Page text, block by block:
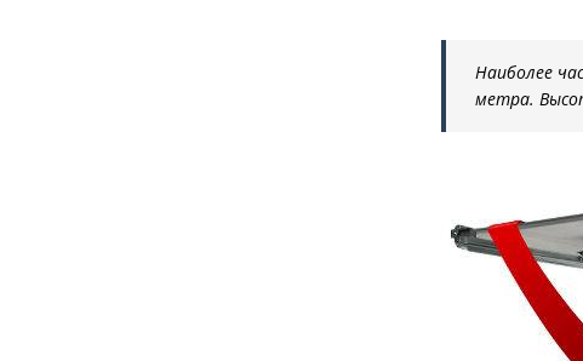
Наиболее
метра.